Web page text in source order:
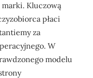
Kluczową
płaci
za
W
modelu